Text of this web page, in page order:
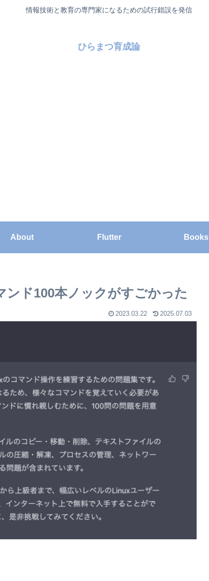
情報技術と教育の専門家になるための試行錯誤を発信
ひらまつ育成論
About Flutter Books
ド100本ノックがすごかった
2023.03.22 2025.07.03